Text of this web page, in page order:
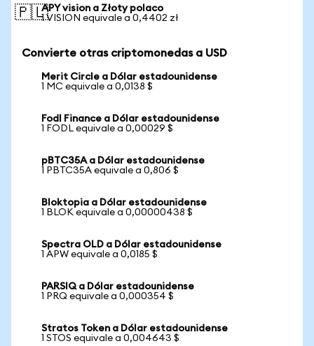
🇵🇱APY vision a Złoty polaco
1 VISION equivale a 0,4402 zł
Convierte otras criptomonedas a USD
Merit Circle a Dólar estadounidense
1 MC equivale a 0,0138 $
Fodl Finance a Dólar estadounidense
1 FODL equivale a 0,00029 $
pBTC35A a Dólar estadounidense
1 PBTC35A equivale a 0,806 $
Bloktopia a Dólar estadounidense
1 BLOK equivale a 0,00000438 $
Spectra OLD a Dólar estadounidense
1 APW equivale a 0,0185 $
PARSIQ a Dólar estadounidense
1 PRQ equivale a 0,000354 $
Stratos Token a Dólar estadounidense
1 STOS equivale a 0,004643 $